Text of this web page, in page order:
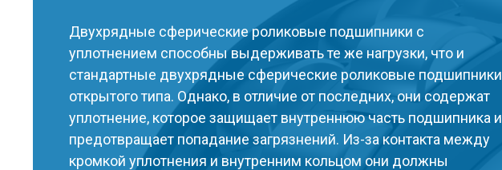
Двухрядные сферические роликовые подшипники с
уплотнением способны выдерживать те же нагрузки, что и
стандартные двухрядные сферические роликовые подшипники
открытого типа. Однако, в отличие от последних, они содержат
уплотнение, которое защищает внутреннюю часть подшипника и
предотвращает попадание загрязнений. Из-за контакта между
кромкой уплотнения и внутренним кольцом они должны